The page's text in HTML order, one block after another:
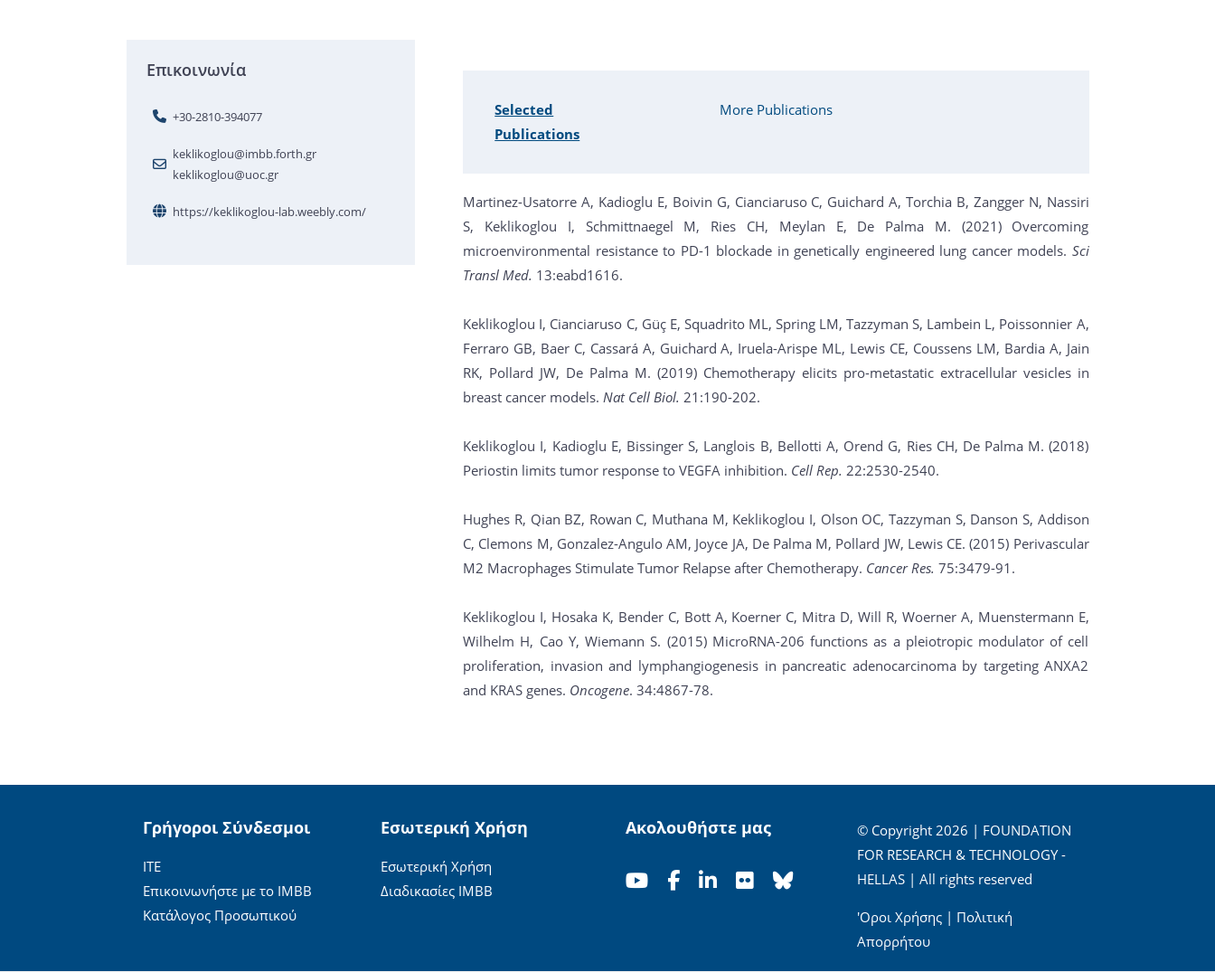
Επικοινωνία
+30-2810-394077
keklikoglou@imbb.forth.gr
keklikoglou@uoc.gr
https://keklikoglou-lab.weebly.com/
Selected
Publications
More Publications
Martinez-Usatorre A, Kadioglu E, Boivin G, Cianciaruso C, Guichard A, Torchia B, Zangger N, Nassiri
S, Keklikoglou I, Schmittnaegel M, Ries CH, Meylan E, De Palma M. (2021) Overcoming
microenvironmental resistance to PD-1 blockade in genetically engineered lung cancer models. Sci
Transl Med. 13:eabd1616.
Keklikoglou I, Cianciaruso C, Güç E, Squadrito ML, Spring LM, Tazzyman S, Lambein L, Poissonnier A,
Ferraro GB, Baer C, Cassará A, Guichard A, Iruela-Arispe ML, Lewis CE, Coussens LM, Bardia A, Jain
RK, Pollard JW, De Palma M. (2019) Chemotherapy elicits pro-metastatic extracellular vesicles in
breast cancer models.Nat Cell Biol. 21:190-202.
Keklikoglou I, Kadioglu E, Bissinger S, Langlois B, Bellotti A, Orend G, Ries CH, De Palma M. (2018)
Periostin limits tumor response to VEGFA inhibition. Cell Rep. 22:2530-2540.
Hughes R, Qian BZ, Rowan C, Muthana M, Keklikoglou I, Olson OC, Tazzyman S, Danson S, Addison
C, Clemons M, Gonzalez-Angulo AM, Joyce JA, De Palma M, Pollard JW, Lewis CE. (2015) Perivascular
M2 Macrophages Stimulate Tumor Relapse after Chemotherapy. Cancer Res. 75:3479-91.
Keklikoglou I, Hosaka K, Bender C, Bott A, Koerner C, Mitra D, Will R, Woerner A, Muenstermann E,
Wilhelm H, Cao Y, Wiemann S. (2015) MicroRNA-206 functions as a pleiotropic modulator of cell
proliferation, invasion and lymphangiogenesis in pancreatic adenocarcinoma by targeting ANXA2
and KRAS genes. Oncogene. 34:4867-78.
Γρήγοροι Σύνδεσμοι
ΙΤΕ
Επικοινωνήστε με το ΙΜΒΒ
Κατάλογος Προσωπικού
Εσωτερική Χρήση
Εσωτερική Χρήση
Διαδικασίες ΙΜΒΒ
Ακολουθήστε μας
© Copyright 2026 | FOUNDATION
FOR RESEARCH & TECHNOLOGY -
HELLAS | All rights reserved
'Οροι Χρήσης| Πολιτική
Απορρήτου